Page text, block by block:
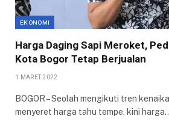
EKONOMI
Harga Daging Sapi Meroket,
Kota Bogor Tetap Berjualan
1 MARET 2022
BOGOR – Seolah mengikuti tren
menyeret harga tahu tempe, kini